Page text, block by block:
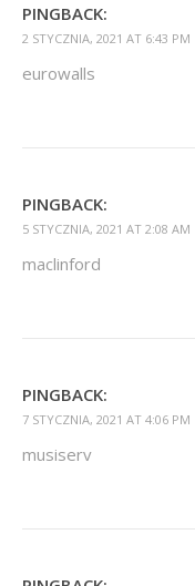
PINGBACK:
2 STYCZNIA, 2021 AT 6:43 PM
eurowalls
PINGBACK:
5 STYCZNIA, 2021 AT 2:08 AM
maclinford
PINGBACK:
7 STYCZNIA, 2021 AT 4:06 PM
musiserv